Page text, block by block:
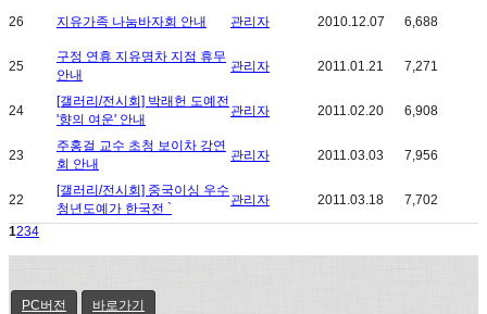
26 지유가족 나눔바자회 안내 관리자 2010.12.07 6,688
25
구정 연휴 지유명차 지점 휴무
안내
관리자 2011.01.21 7,271
24
[갤러리/전시회] 박래헌 도예전
'향의 여운' 안내
관리자 2011.02.20 6,908
23
주홍걸 교수 초청 보이차 강연
회 안내
관리자 2011.03.03 7,956
22
[갤러리/전시회] 중국이싱 우수
청년도예가 한국전 `
관리자 2011.03.18 7,702
1234
PC버전 바로가기